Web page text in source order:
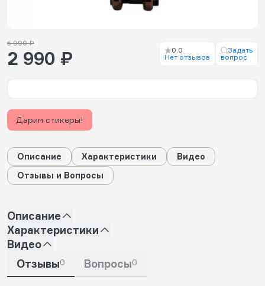
5 990 ₽
2 990 ₽
0.0
Нет отзывов
Задать
вопрос
Дарим стикеры!
Описание Характеристики
Видео
Отзывы и Вопросы
Описание
Характеристики
Видео
Отзывы0 Вопросы0